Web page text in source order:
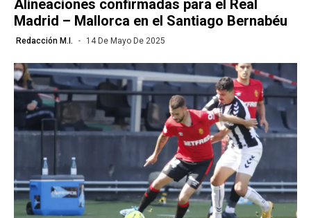
Alineaciones confirmadas para el Real
Madrid – Mallorca en el Santiago Bernabéu
Redacción M.I. 14 De Mayo De 2025